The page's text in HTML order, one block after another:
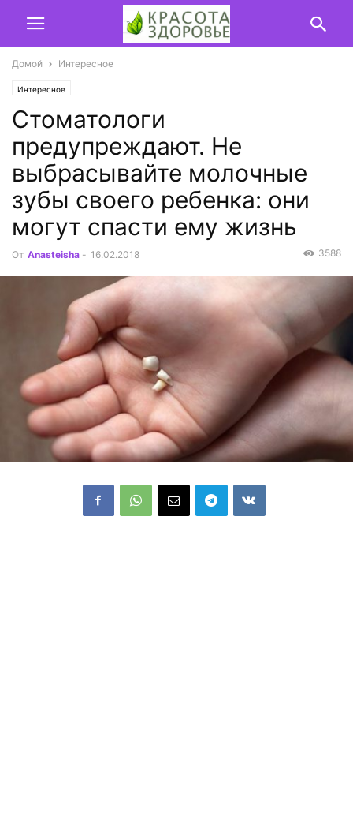
Домой Интересное
Интересное
Стоматологи
предупреждают. Не
выбрасывайте молочные
зубы своего ребенка: они
могут спасти ему жизнь
От Anasteisha - 16.02.2018 3588